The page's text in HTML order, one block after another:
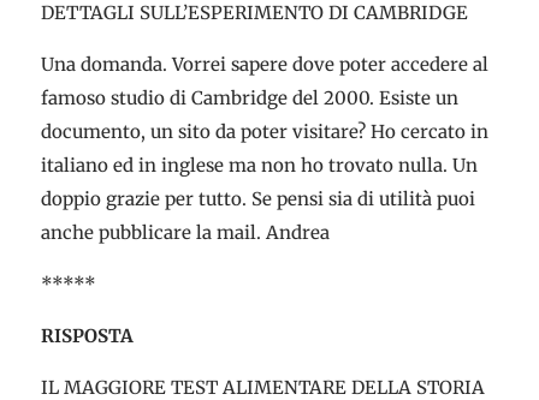
DETTAGLI SULL’ESPERIMENTO DI CAMBRIDGE
Una domanda. Vorrei sapere dove poter accedere al
famoso studio di Cambridge del 2000. Esiste un
documento, un sito da poter visitare? Ho cercato in
italiano ed in inglese ma non ho trovato nulla. Un
doppio grazie per tutto. Se pensi sia di utilità puoi
anche pubblicare la mail. Andrea
*****
RISPOSTA
IL MAGGIORE TEST ALIMENTARE DELLA STORIA